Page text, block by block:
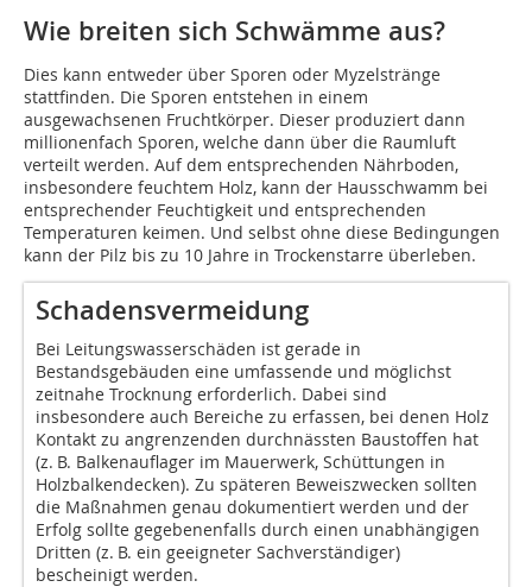
Wie breiten sich Schwämme aus?
Dies kann entweder über Sporen oder Myzelstränge
stattfinden. Die Sporen entstehen in einem
ausgewachsenen Fruchtkörper. Dieser produziert dann
millionenfach Sporen, welche dann über die Raumluft
verteilt werden. Auf dem entsprechenden Nährboden,
insbesondere feuchtem Holz, kann der Hausschwamm bei
entsprechender Feuchtigkeit und entsprechenden
Temperaturen keimen. Und selbst ohne diese Bedingungen
kann der Pilz bis zu 10 Jahre in Trockenstarre überleben.
Schadensvermeidung
Bei Leitungswasserschäden ist gerade in
Bestandsgebäuden eine umfassende und möglichst
zeitnahe Trocknung erforderlich. Dabei sind
insbesondere auch Bereiche zu erfassen, bei denen Holz
Kontakt zu angrenzenden durchnässten Baustoffen hat
(z. B. Balkenauflager im Mauerwerk, Schüttungen in
Holzbalkendecken). Zu späteren Beweiszwecken sollten
die Maßnahmen genau dokumentiert werden und der
Erfolg sollte gegebenenfalls durch einen unabhängigen
Dritten (z. B. ein geeigneter Sachverständiger)
bescheinigt werden.